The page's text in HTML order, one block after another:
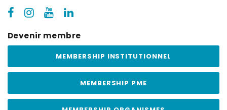
Devenir membre
MEMBERSHIP INSTITUTIONNEL
MEMBERSHIP PME